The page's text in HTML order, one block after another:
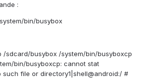
:
bin/busybox
/sdcard/busybox /system/bin/busyboxcp
bin/busyboxcp: cannot stat
file or directory1|shell@android:/ #